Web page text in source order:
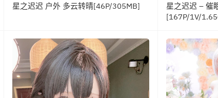
星之迟迟 户外 多云转晴[46P/305MB]
星之迟迟 – 催
[167P/1V/